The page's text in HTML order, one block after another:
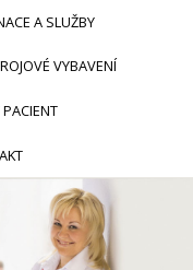
A SLUŽBY
VYBAVENÍ